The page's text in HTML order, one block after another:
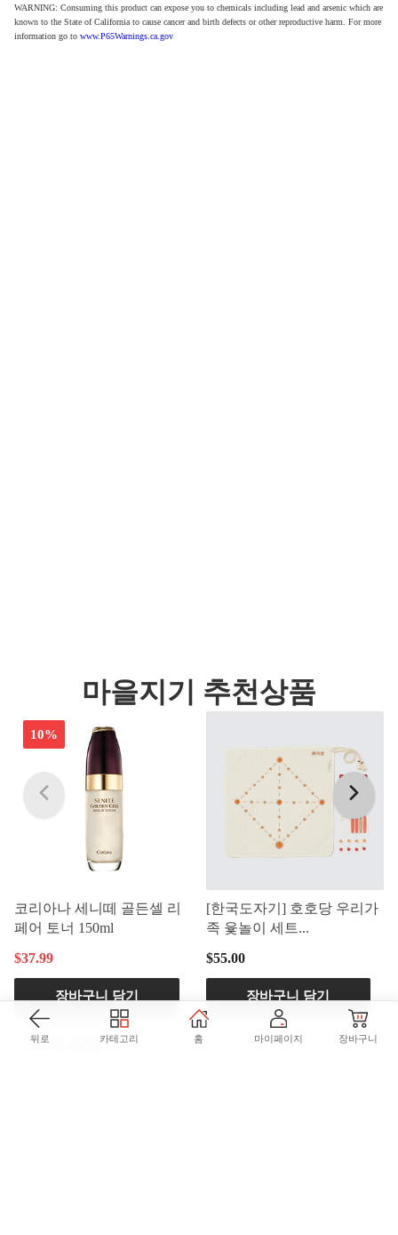
WARNING: Consuming this product can expose you to chemicals including lead and arsenic which are
known to the State of California to cause cancer and birth defects or other reproductive harm. For more
information go to www.P65Warnings.ca.gov
마을지기 추천상품
10%
코리아나 세니떼 골든셀 리
페어 토너 150ml
$37.99
장바구니 담기
[한국도자기] 호호당 우리가
족 윷놀이 세트...
$55.00
장바구니 담기
고객 리뷰
뒤로 카테고리 홈 마이페이지 장바구니